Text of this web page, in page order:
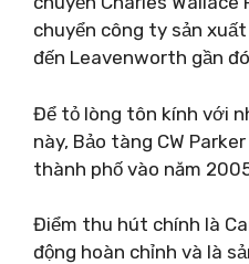
chuyển công ty sản
đến Leavenworth gần
Để tỏ lòng tôn kính với
này, Bảo tàng CW
thành phố vào năm
Điểm thu hút chính là
động hoàn chỉnh và là